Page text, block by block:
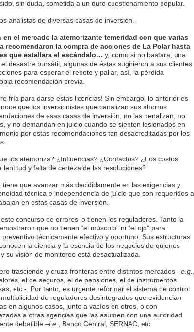
sin duda, sometida a un duro cuestionamiento popular.
analistas de diversas casas de inversión.
en el mercado la atemorizante temeridad con que varias
recomendaron la compra de acciones de La Polar hasta
que estallara el escándalo… y, como si no bastara, una
desastre bursátil, algunas de éstas sugirieron a sus clientes
para esperar el rebote y paliar, así, la pérdida
recomendación previa.
fría para darse estas licencias! Sin embargo, lo anterior es
que los inversionistas que canalizan sus ahorros
de esas casas de inversión, no las penalizan, no
y no demandan en juicio cuando se sienten lesionados en
por estas recomendaciones tan desacreditadas por los
los atemoriza? ¿Influencias? ¿Contactos? ¿Los costos
lentitud y falta de certeza de las resoluciones?
tiene que avanzar más decididamente en las exigencias y
técnica e independencia de juicio que son requeridos a
en estas casas de inversión.
concurso de errores lo tienen los reguladores. Tanto la
que no tienen “el músculo” ni “el ojo” para
técnicamente efectivo y oportuno. Sus estructuras
la ciencia y la esencia de los negocios de quienes
su visión de monitoreo está desactualizada.
trasciende y cruza fronteras entre distintos mercados –e.g.
el de seguros, el de pensiones, el de instrumentos
etc.-. Por tanto, es urgente reformar el sistema de control
de reguladores desintegrados que evidencian
en algunos casos, junto a vacíos en otros, o con
a otras agencias que las asumen con una autoridad
debatible –i.e. , Banco Central, SERNAC, etc.